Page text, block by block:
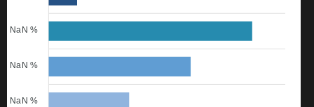
NaN %
NaN %
NaN %